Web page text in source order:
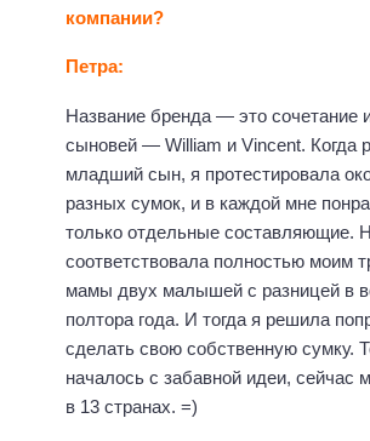
компании?
Петра:
Название бренда — это сочетание
сыновей — William и Vincent. Когда
младший сын, я протестировала
разных сумок, и в каждой мне
только отдельные составляющие.
соответствовала полностью моим
мамы двух малышей с разницей в
полтора года. И тогда я решила
сделать свою собственную сумку.
началось с забавной идеи, сейчас
в 13 странах. =)